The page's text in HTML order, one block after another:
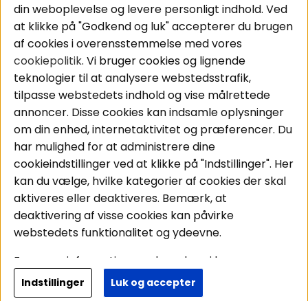
Bilstereo
Højttalere
Forstærker
Smartphone
Tilbehør
Kabler
Handelsbetingelser
Personvernpolicy
Service / Garanti /
Retur
Områder
Bilstereo
Hjemmestereo
S
g på din bil
Følg os
Instagram
Facebook
Youtube
Copyright © 2026 - BRL Electronics
din weboplevelse og levere personligt indhold. Ved
at klikke på "Godkend og luk" accepterer du brugen
af cookies i overensstemmelse med vores
cookiepolitik. Vi bruger cookies og lignende
teknologier til at analysere webstedsstrafik,
tilpasse webstedets indhold og vise målrettede
annoncer. Disse cookies kan indsamle oplysninger
om din enhed, internetaktivitet og præferencer. Du
har mulighed for at administrere dine
cookieindstillinger ved at klikke på "Indstillinger". Her
kan du vælge, hvilke kategorier af cookies der skal
aktiveres eller deaktiveres. Bemærk, at
deaktivering af visse cookies kan påvirke
webstedets funktionalitet og ydeevne.
For mere information om, hvordan vi bruger
cookies og behandler dine personoplysninger, læs
venligst vorespersonvernpolicy. Ved at fortsætte
Indstillinger Luk og accepter